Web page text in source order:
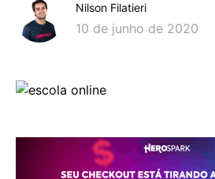
Nilson Filatieri
10 de junho de 2020